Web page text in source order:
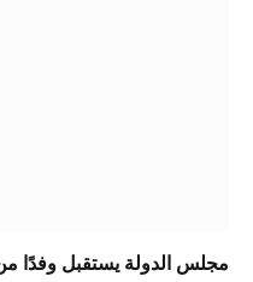
مجلس الدولة يستقبل وفدًا